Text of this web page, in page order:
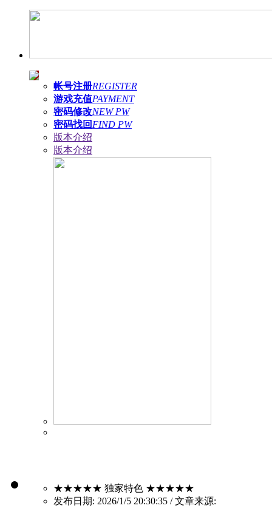
帐号注册REGISTER
游戏充值PAYMENT
密码修改NEW PW
密码找回 FIND PW
版本介绍
版本介绍
★★★★★ 独家特色 ★★★★★
发布日期: 2026/1/5 20:30:35 / 文章来源: